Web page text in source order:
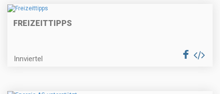
FREIZEITTIPPS
Innviertel